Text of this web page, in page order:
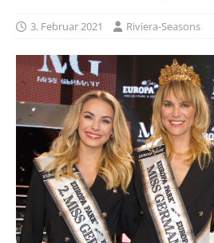
3. Februar 2021 Riviera-Seasons